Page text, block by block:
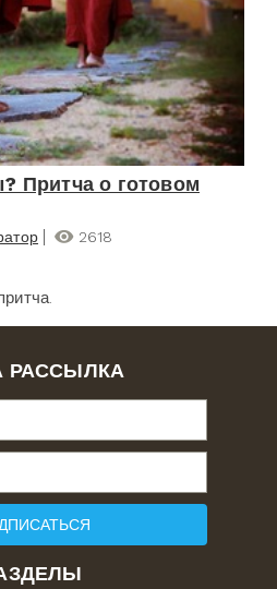
Притча о готовом
2618
РАССЫЛКА